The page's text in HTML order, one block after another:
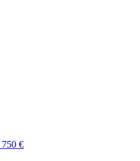
750 €